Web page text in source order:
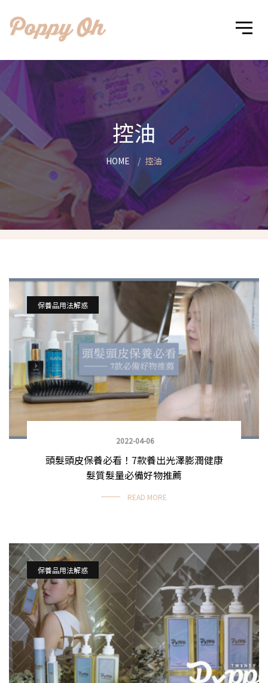
控油
HOME 控油
保養品用法解惑
2022-04-06
頭髮頭皮保養必看！7款養出光澤膨潤健康
髮質髮量必備好物推薦
READ MORE
保養品用法解惑